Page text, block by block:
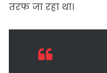
तरफ जा रहा था।